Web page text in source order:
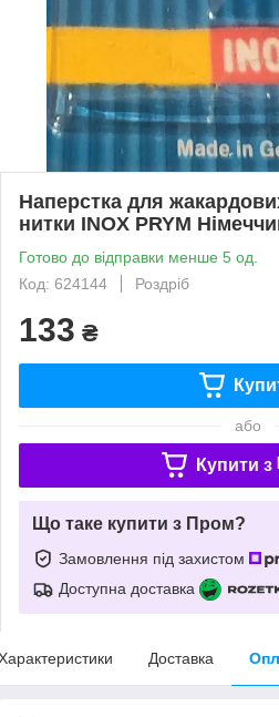
Наперстка для
нитки INOX PRYM
Готово до відправки менше 5 од.
Код: 624144
Роздріб
133 ₴
або
Купити з
Що таке купити з Пром?
Замовлення під захистом
Доступна доставка
Доставка